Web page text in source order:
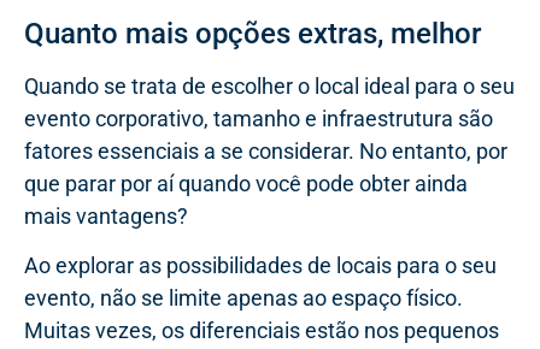
Quanto mais opções extras, melhor
Quando se trata de escolher o local ideal para o seu
evento corporativo, tamanho e infraestrutura são
fatores essenciais a se considerar. No entanto, por
que parar por aí quando você pode obter ainda
mais vantagens?
Ao explorar as possibilidades de locais para o seu
evento, não se limite apenas ao espaço físico.
Muitas vezes, os diferenciais estão nos pequenos